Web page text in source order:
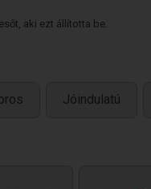
aki ezt állította be.
Jóindulatú